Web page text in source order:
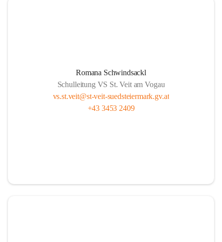
Romana Schwindsackl
Schulleitung VS St. Veit am Vogau
vs.st.veit@st-veit-suedsteiermark.gv.at
+43 3453 2409